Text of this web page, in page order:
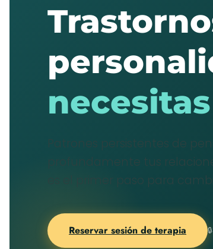
Patrones persistentes de
profundamente tus
es el primer paso para
Reservar sesión de terapia